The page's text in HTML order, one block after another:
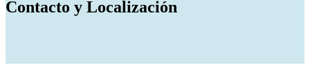
Contacto y Localización